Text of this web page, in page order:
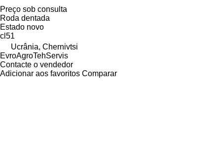
Preço sob consulta
Roda dentada
Estado novo
cl51
Ucrânia, Chernivtsi
EvroAgroTehServis
Contacte o vendedor
Adicionar aos favoritos Comparar